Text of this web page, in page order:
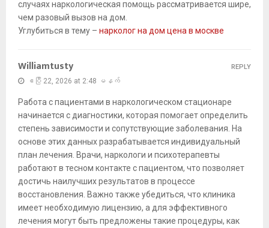
случаях наркологическая помощь рассматривается шире,
чем разовый вызов на дом.
Углубиться в тему – нарколог на дом цена в москве
Williamtusty
ဧပြီ 22, 2026 at 2:48 မနက်
Работа с пациентами в наркологическом стационаре
начинается с диагностики, которая помогает определить
степень зависимости и сопутствующие заболевания. На
основе этих данных разрабатывается индивидуальный
план лечения. Врачи, наркологи и психотерапевты
работают в тесном контакте с пациентом, что позволяет
достичь наилучших результатов в процессе
восстановления. Важно также убедиться, что клиника
имеет необходимую лицензию, а для эффективного
лечения могут быть предложены такие процедуры, как
REPLY